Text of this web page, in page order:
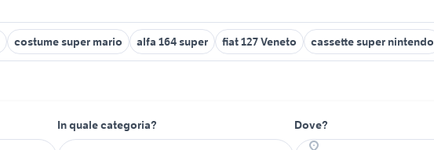
costume super mario alfa 164 super fiat 127 Veneto cassette super nintendo
In quale categoria? Dove?